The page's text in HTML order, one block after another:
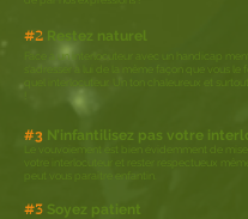
#2 Restez naturel
Face à un interlocuteur avec un handicap
s’adresser à lui de la même façon que vous le
quel interlocuteur. Un ton chaleureux et
#3 N’infantilisez pas votre
Le vouvoiement est bien évidemment de mise
votre interlocuteur et rester respectueux
peut vous paraître enfantin.
#3 Soyez patient